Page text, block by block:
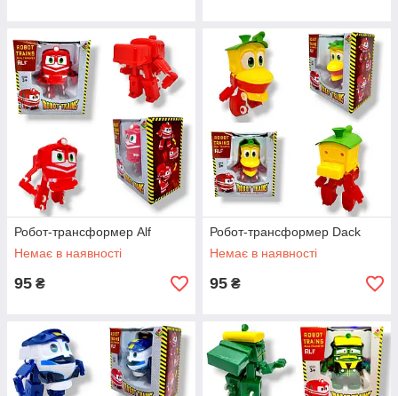
Робот-трансформер Alf
Немає в наявності
95 ₴
Робот-трансформер Dack
Немає в наявності
95 ₴